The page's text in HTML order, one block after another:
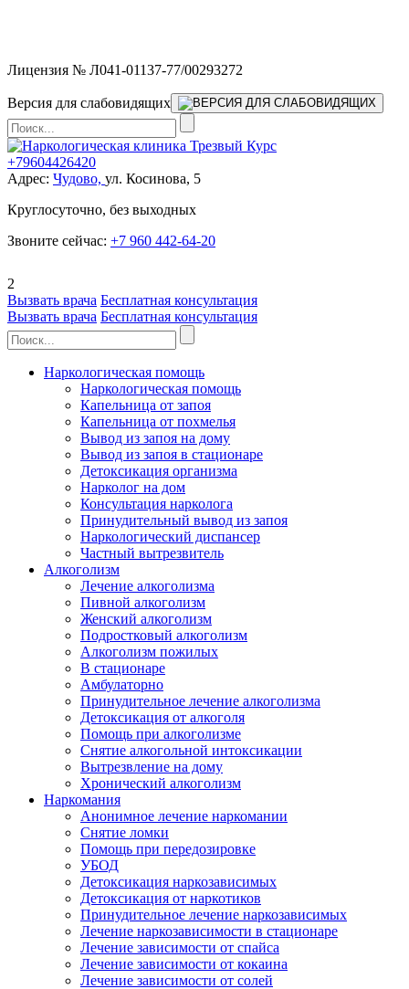
Лицензия № Л041-01137-77/00293272
Версия для слабовидящих
+79604426420
Адрес: Чудово, ул. Косинова, 5
Круглосуточно, без выходных
Звоните сейчас: +7 960 442-64-20
2
Вызвать врача Бесплатная консультация
Вызвать врача Бесплатная консультация
Наркологическая помощь
Наркологическая помощь
Капельница от запоя
Капельница от похмелья
Вывод из запоя на дому
Вывод из запоя в стационаре
Детоксикация организма
Нарколог на дом
Консультация нарколога
Принудительный вывод из запоя
Наркологический диспансер
Частный вытрезвитель
Алкоголизм
Лечение алкоголизма
Пивной алкоголизм
Женский алкоголизм
Подростковый алкоголизм
Алкоголизм пожилых
В стационаре
Амбулаторно
Принудительное лечение алкоголизма
Детоксикация от алкоголя
Помощь при алкоголизме
Снятие алкогольной интоксикации
Вытрезвление на дому
Хронический алкоголизм
Наркомания
Анонимное лечение наркомании
Снятие ломки
Помощь при передозировке
УБОД
Детоксикация наркозависимых
Детоксикация от наркотиков
Принудительное лечение наркозависимых
Лечение наркозависимости в стационаре
Лечение зависимости от спайса
Лечение зависимости от кокаина
Лечение зависимости от солей